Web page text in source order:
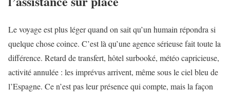
Le voyage est plus léger quand on sait qu’un humain répondra si
quelque chose coince. C’est là qu’une agence sérieuse fait toute la
différence. Retard de transfert, hôtel surbooké, météo capricieuse,
activité annulée : les imprévus arrivent, même sous le ciel bleu de
l’Espagne. Ce n’est pas leur présence qui compte, mais la façon